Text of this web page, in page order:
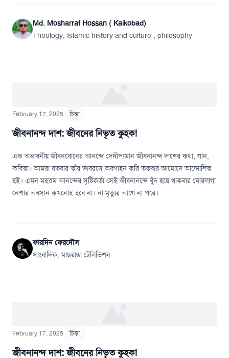
Md. Mosharraf Hossan ( Kaikobad)
Theology, Islamic history and culture , philosophy
February 17, 2025 চিন্তা
জীবনানন্দ দাশ: জীবনের নিভৃত কুহক!
এক অভাবনীয় জীবনবোধের আনন্দে দেদীপ্যমান জীবনানন্দ দাশের কথা, গান,
কবিতা। আমরা যতবার তাঁর ভাবরসে অবগাহন করি ততবার আমোদে আন্দোলিত
হই। এমন মহত্তম আনন্দের সৃষ্টিকর্তা সেই জীবনানন্দে বুঁদ হয়ে থাকবার ঘোরলাগা
নেশার অবসান কখনোই হবে না। না মৃত্যুর আগে না পরে।
ফারদিন ফেরদৌস
সাংবাদিক, মাছরাঙা টেলিভিশন
February 17, 2025 চিন্তা
জীবনানন্দ দাশ: জীবনের নিভৃত কুহক!